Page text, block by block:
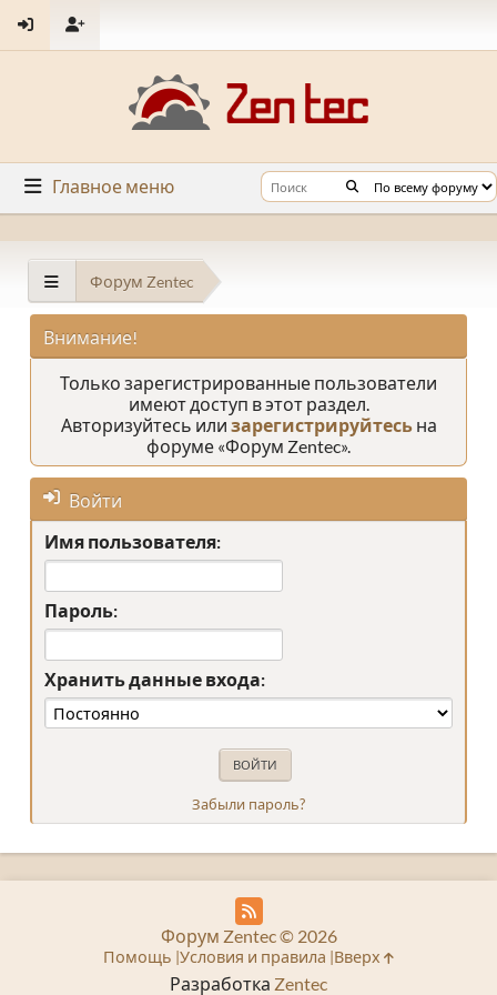
Главное меню
Форум Zentec
Внимание!
Только зарегистрированные пользователи
имеют доступ в этот раздел.
Авторизуйтесь или зарегистрируйтесьна
форуме «Форум Zentec».
Войти
Имя пользователя:
Пароль:
Хранить данные входа:
Забыли пароль?
Разработка Zentec
Форум Zentec © 2026
Помощь Условия и правила Вверх